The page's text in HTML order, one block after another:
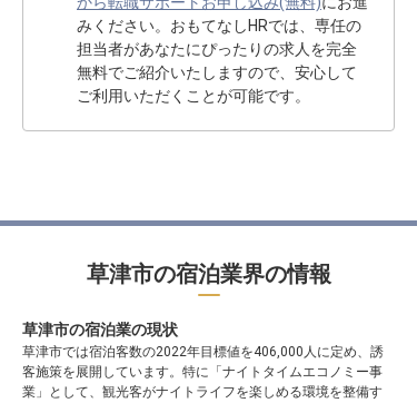
みください。おもてなしHRでは、専任の
担当者があなたにぴったりの求人を完全
無料でご紹介いたしますので、安心して
ご利用いただくことが可能です。
草津市の宿泊業界の情報
草津市の宿泊業の現状
草津市では宿泊客数の2022年目標値を406,000人に定め、誘
客施策を展開しています。特に「ナイトタイムエコノミー事
業」として、観光客がナイトライフを楽しめる環境を整備す